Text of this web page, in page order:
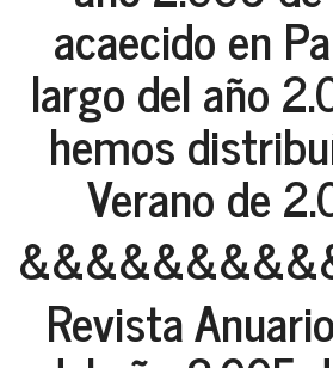
acaecido en
largo del año
hemos
Verano de
Revista